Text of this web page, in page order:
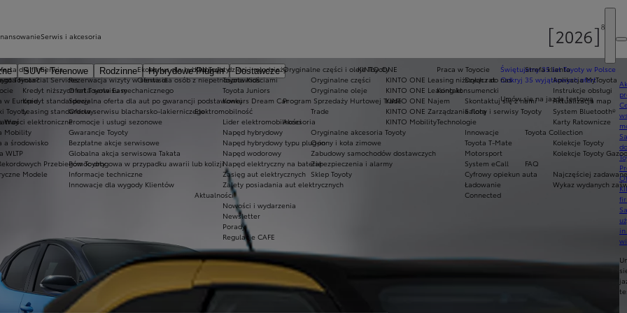
SUV i Terenowe Rodzinne Hybrydowe Plug-in
Dostawcze
Ekobonus dla hybryd Toyoty
Oferta dla osób z niepełnosprawnościami
Świętujemy 35 lat Toyoty w Polsce
Odkryj 35 wyjątkowych ofert
Umów się na jazdę testową
Toyota?
w Europie
Toyoty
Way
Mobility
a środowisko
WLTP
Przebiegów Toyoty
Modele
Kluby dla dzieci i młodzieży
Toyota Kids
Toyota Juniors
Konkurs Dream Car
Elektromobilność
Lider elektromobilności
Napęd hybrydowy
Napęd hybrydowy typu plug-in
Napęd wodorowy
Napęd elektryczny na baterię
Zasięg aut elektrycznych
Zalety posiadania aut elektrycznych
Aktualności
Nowości i wydarzenia
Newsletter
Porady
Regulacje CAFE
Praca w Toyocie
Dołącz do nas
Kontakt
Skontaktuj się z nami
Salony i serwisy Toyoty
Technologie
Innowacje
Toyota T-Mate
Motorsport
System eCall
Cyfrowy opiekun auta
Ładowanie
Connected
dla firm
Financial Services
Kredyt niższych rat Toyota Easy
Kredyt standardowy
Leasing standardowy
elektroniczne
KINTO ONE
KINTO ONE Leasing niższych rat
KINTO ONE Leasing konsumencki
KINTO ONE Najem
KINTO ONE Zarządzanie flotą
KINTO Mobility
Serwis i akcesoria
Serwis
Rezerwacja wizyty w serwisie
Oferta serwisu mechanicznego
Specjalna oferta dla aut po gwarancji podstawowej
Oferta serwisu blacharsko-lakierniczego
Promocje i usługi sezonowe
Gwarancje Toyoty
Bezpłatne akcje serwisowe
Globalna akcja serwisowa Takata
Pomoc drogowa w przypadku awarii lub kolizji
Informacje techniczne
Innowacje dla wygody Klientów
Oryginalne części i oleje Toyoty
Oryginalne części
Oryginalne oleje
Program Sprzedaży Hurtowej Trade
Trade
Akcesoria
Oryginalne akcesoria Toyoty
Opony i koła zimowe
Zabudowy samochodów dostawczych
Zabezpieczenia i alarmy
Sklep Toyoty
Strefa klienta
Aplikacja MyToyota
Instrukcje obsługi
Aktualizacja map
System Bluetooth®
Karty Ratownicze
Toyota Collection
Kolekcje Toyoty
Kolekcje Toyoty
FAQ
Najczęściej
Wykaz wydanych